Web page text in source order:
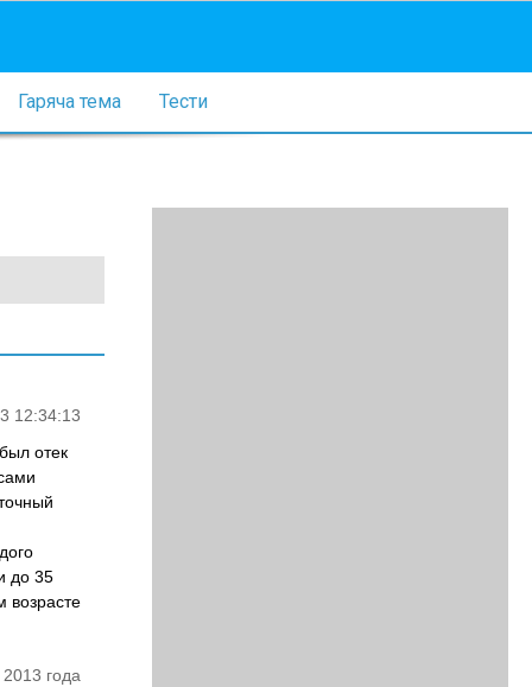
Гаряча тема Тести
12:34:13
отек
до 35
возрасте
года